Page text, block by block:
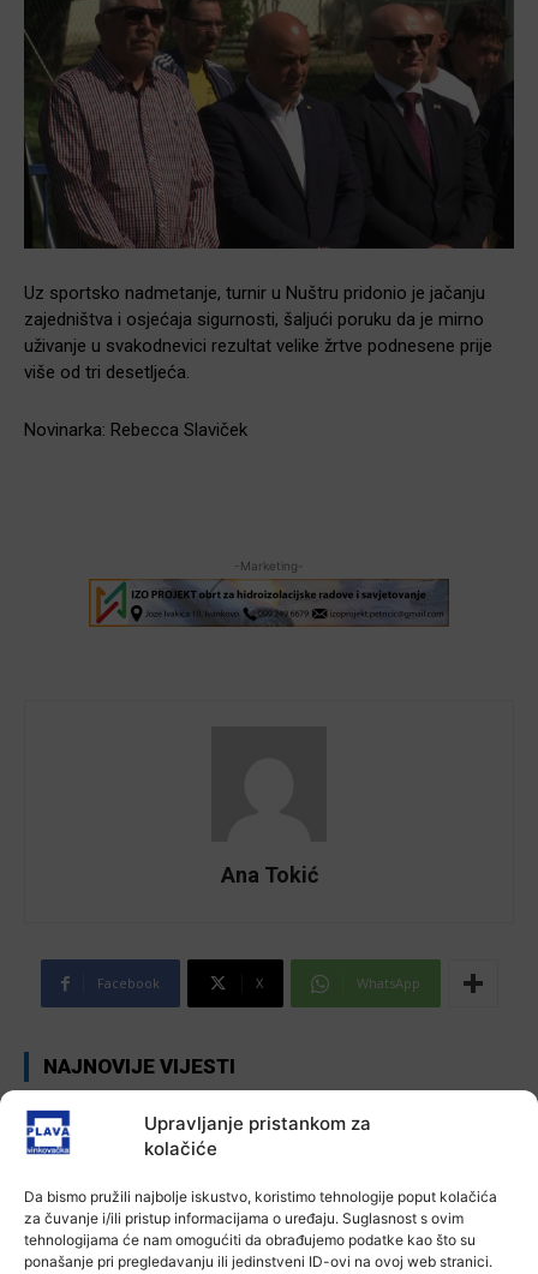
Upravljanje pristankom za
kolačiće
Da bismo pružili najbolje iskustvo, koristimo tehnologije poput kolačića
za čuvanje i/ili pristup informacijama o uređaju. Suglasnost s ovim
tehnologijama će nam omogućiti da obrađujemo podatke kao što su
ponašanje pri pregledavanju ili jedinstveni ID-ovi na ovoj web stranici.
Uz sportsko nadmetanje, turnir u Nuštru pridonio je jačanju
zajedništva i osjećaja sigurnosti, šaljući poruku da je mirno
uživanje u svakodnevici rezultat velike žrtve podnesene prije
više od tri desetljeća.
Novinarka: Rebecca Slaviček
-Marketing-
Ana Tokić
Facebook X WhatsApp
NAJNOVIJE VIJESTI
Zbog niskog vodostaja otežana
plovidba na Dunavu
Aktualno